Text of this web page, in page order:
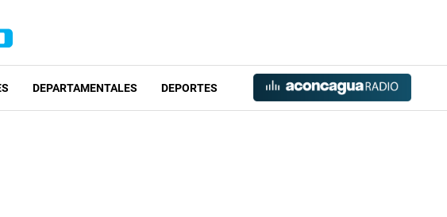
DEPARTAMENTALES DEPORTES